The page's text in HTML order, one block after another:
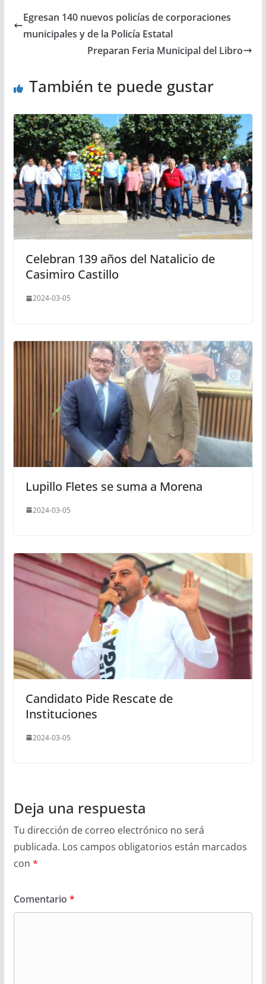
Egresan 140 nuevos policías de corporaciones
municipales y de la Policía Estatal
Preparan Feria Municipal del Libro
También te puede gustar
Celebran 139 años del Natalicio de
Casimiro Castillo
2024-03-05
Lupillo Fletes se suma a Morena
2024-03-05
Candidato Pide Rescate de
Instituciones
2024-03-05
Deja una respuesta
Tu dirección de correo electrónico no será
publicada. Los campos obligatorios están marcados
con *
Comentario *